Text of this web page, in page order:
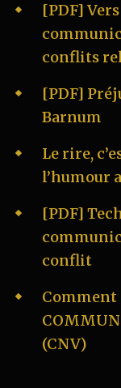
[PDF]
conflits
[PDF]
Barnum
Le rire,
l’humour
[PDF]
conflit
(CNV)